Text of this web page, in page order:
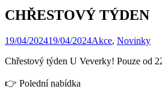
CHŘESTOVÝ TÝDEN
19/04/202419/04/2024Akce, Novinky
Chřestový týden U Veverky! Pouze od
👉 Polední nabídka